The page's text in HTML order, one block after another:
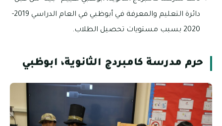
دائرة التعليم والمعرفة في أبوظبي في العام الدراسي 2019-
2020 بسبب مستويات تحصيل الطلاب.
حرم مدرسة كامبردج الثانوية، ابوظبي